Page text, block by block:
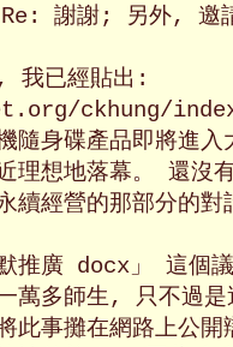
我已經貼出:
ckhung/
隨身碟產品即將進
理想地落幕。 還
續經營的那部分的對
默推廣 docx」 這個
萬多師生, 只不過
此事攤在網路上公